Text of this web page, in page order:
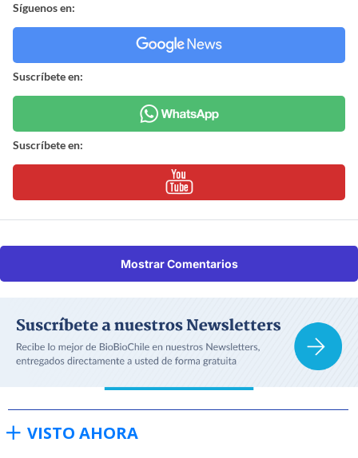
Síguenos en:
Suscríbete en:
Suscríbete en:
Mostrar Comentarios
VISTO AHORA